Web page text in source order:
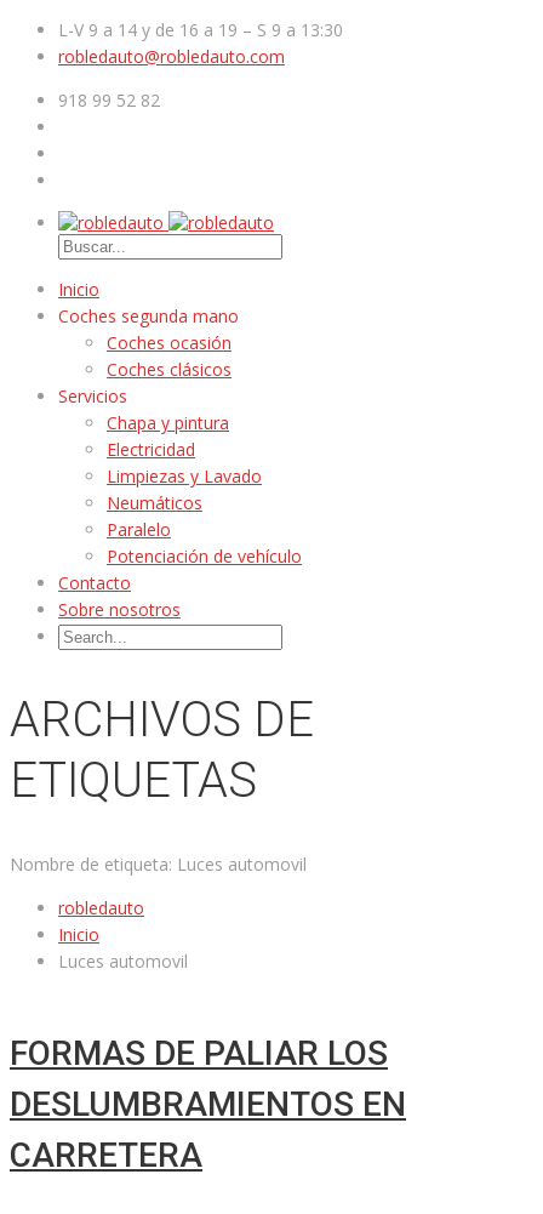
L-V 9 a 14 y de 16 a 19 – S 9 a 13:30
robledauto@robledauto.com
918 99 52 82
Inicio
Coches segunda mano
Coches ocasión
Coches clásicos
Servicios
Chapa y pintura
Electricidad
Limpiezas y Lavado
Neumáticos
Paralelo
Potenciación de vehículo
Contacto
Sobre nosotros
ARCHIVOS DE
ETIQUETAS
Nombre de etiqueta: Luces automovil
robledauto
Inicio
Luces automovil
FORMAS DE PALIAR LOS
DESLUMBRAMIENTOS EN
CARRETERA